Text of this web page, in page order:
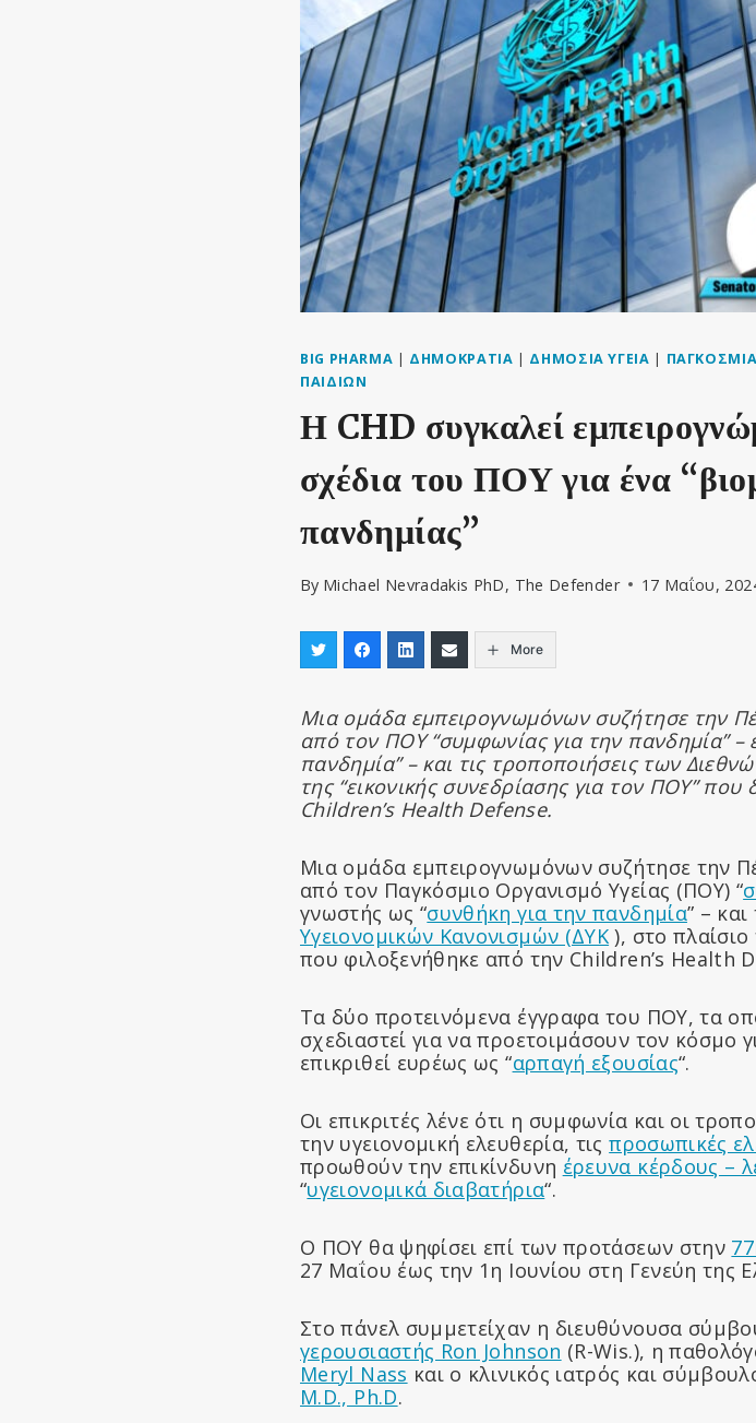
BIG PHARMA | ΔΗΜΟΚΡΑΤΊΑ | ΔΗΜΌΣΙΑ ΥΓΕΊΑ |
ΠΑΙΔΙΏΝ
Η CHD συγκαλεί
σχέδια του ΠΟΥ για ένα
πανδημίας”
By Michael Nevradakis PhD, The Defender 17 Μαΐου,
More
Μια ομάδα εμπειρογνωμόνων συζήτησε την
από τον ΠΟΥ “συμφωνίας για την πανδημία”
πανδημία” – και τις τροποποιήσεις των
της “εικονικής συνεδρίασης για τον ΠΟΥ” που
Children’s Health Defense.
Μια ομάδα εμπειρογνωμόνων συζήτησε την
από τον Παγκόσμιο Οργανισμό Υγείας (ΠΟΥ) “
γνωστής ως “συνθήκη για την πανδημία” –
Υγειονομικών Κανονισμών (ΔΥΚ ), στο πλαίσιο
που φιλοξενήθηκε από την Children’s Health
Τα δύο προτεινόμενα έγγραφα του ΠΟΥ, τα
σχεδιαστεί για να προετοιμάσουν τον κόσμο
επικριθεί ευρέως ως “αρπαγή εξουσίας“.
Οι επικριτές λένε ότι η συμφωνία και οι
την υγειονομική ελευθερία, τιςπροσωπικές
προωθούν την επικίνδυνη έρευνα κέρδους –
“υγειονομικά διαβατήρια“.
Ο ΠΟΥ θα ψηφίσει επί των προτάσεων στην
27 Μαΐου έως την 1η Ιουνίου στη Γενεύη της
Στο πάνελ συμμετείχαν η διευθύνουσα
γερουσιαστής Ron Johnson (R-Wis.), η
Meryl Nass και ο κλινικός ιατρός και
M.D., Ph.D.